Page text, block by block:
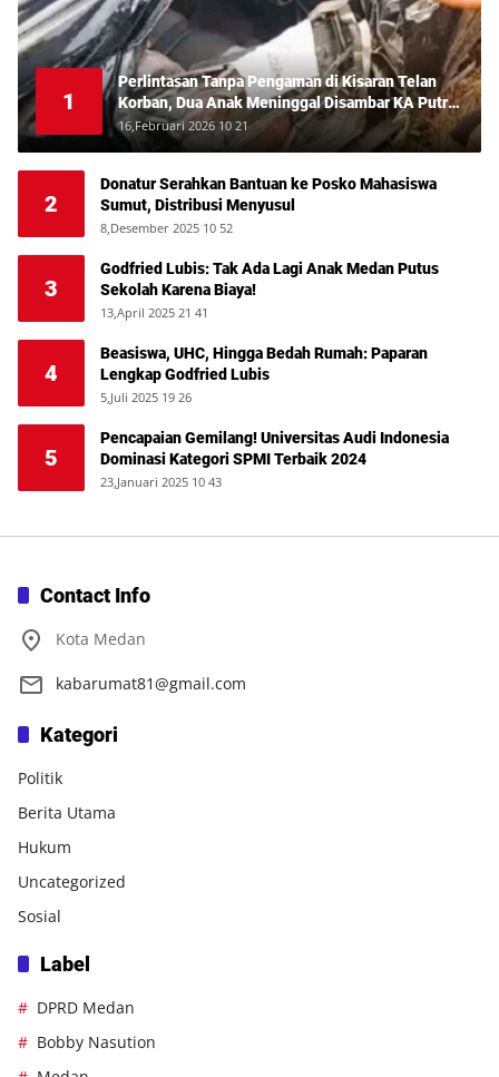
1
Perlintasan Tanpa Pengaman di Kisaran Telan
Korban, Dua Anak Meninggal Disambar KA Putri
Deli
16,Februari 2026 10 21
2
Donatur Serahkan Bantuan ke Posko Mahasiswa
Sumut, Distribusi Menyusul
8,Desember 2025 10 52
3
Godfried Lubis: Tak Ada Lagi Anak Medan Putus
Sekolah Karena Biaya!
13,April 2025 21 41
4
Beasiswa, UHC, Hingga Bedah Rumah: Paparan
Lengkap Godfried Lubis
5,Juli 2025 19 26
5
Pencapaian Gemilang! Universitas Audi Indonesia
Dominasi Kategori SPMI Terbaik 2024
23,Januari 2025 10 43
Contact Info
Kota Medan
kabarumat81@gmail.com
Kategori
Politik
Berita Utama
Hukum
Uncategorized
Sosial
Label
DPRD Medan
Bobby Nasution